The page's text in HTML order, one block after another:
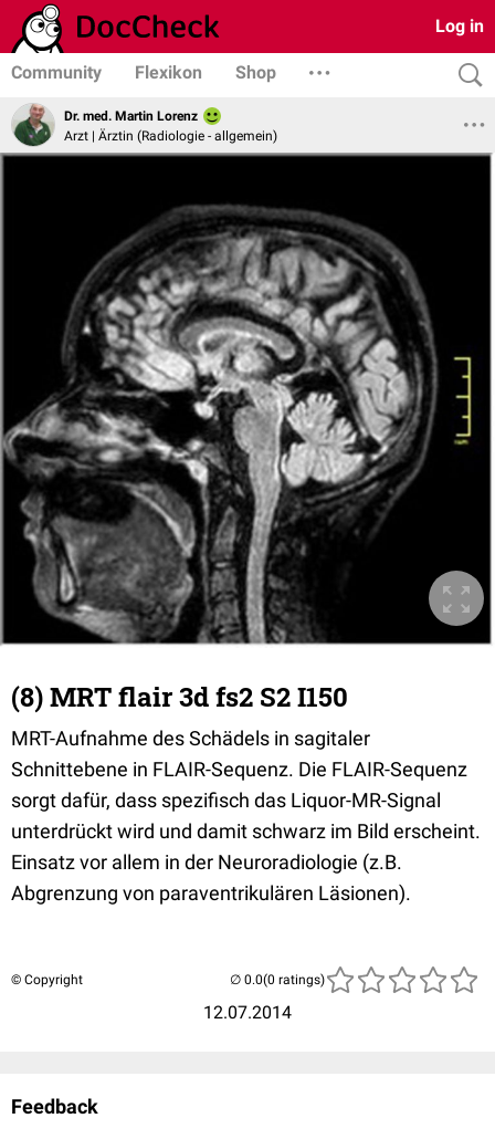
Log in
Community Flexikon Shop
Dr. med. Martin Lorenz
Arzt | Ärztin (Radiologie - allgemein)
(8) MRT flair 3d fs2 S2 I150
MRT-Aufnahme des Schädels in sagitaler
Schnittebene in FLAIR-Sequenz. Die FLAIR-Sequenz
sorgt dafür, dass spezifisch das Liquor-MR-Signal
unterdrückt wird und damit schwarz im Bild erscheint.
Einsatz vor allem in der Neuroradiologie (z.B.
Abgrenzung von paraventrikulären Läsionen).
© Copyright
12.07.2014
(0 ratings)
Feedback